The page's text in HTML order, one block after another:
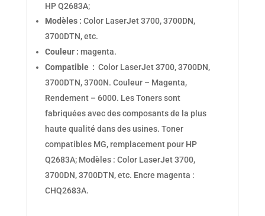
HP Q2683A;
Modèles : Color LaserJet 3700, 3700DN,
3700DTN, etc.
Couleur : magenta.
Compatible : Color LaserJet 3700, 3700DN,
3700DTN, 3700N. Couleur – Magenta,
Rendement – 6000. Les Toners sont
fabriquées avec des composants de la plus
haute qualité dans des usines. Toner
compatibles MG, remplacement pour HP
Q2683A; Modèles : Color LaserJet 3700,
3700DN, 3700DTN, etc. Encre magenta :
CHQ2683A.